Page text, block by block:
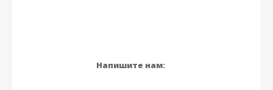
Напишите нам: